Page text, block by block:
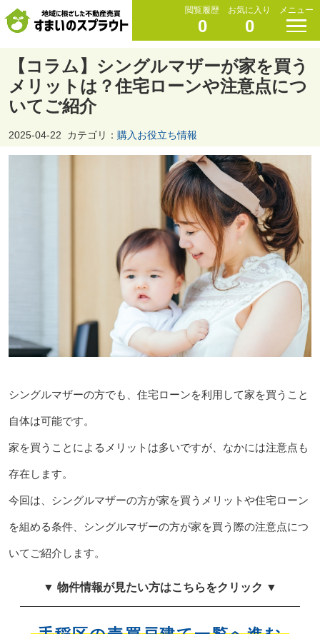
閲覧履歴
0
お気に入り
0
メニュー
【コラム】シングルマザーが家を買う
メリットは？住宅ローンや注意点につ
いてご紹介
2025-04-22 カテゴリ： 購入お役立ち情報
シングルマザーの方でも、住宅ローンを利用して家を買うこと
自体は可能です。
家を買うことによるメリットは多いですが、なかには注意点も
存在します。
今回は、シングルマザーの方が家を買うメリットや住宅ローン
を組める条件、シングルマザーの方が家を買う際の注意点につ
いてご紹介します。
▼ 物件情報が見たい方はこちらをクリック ▼